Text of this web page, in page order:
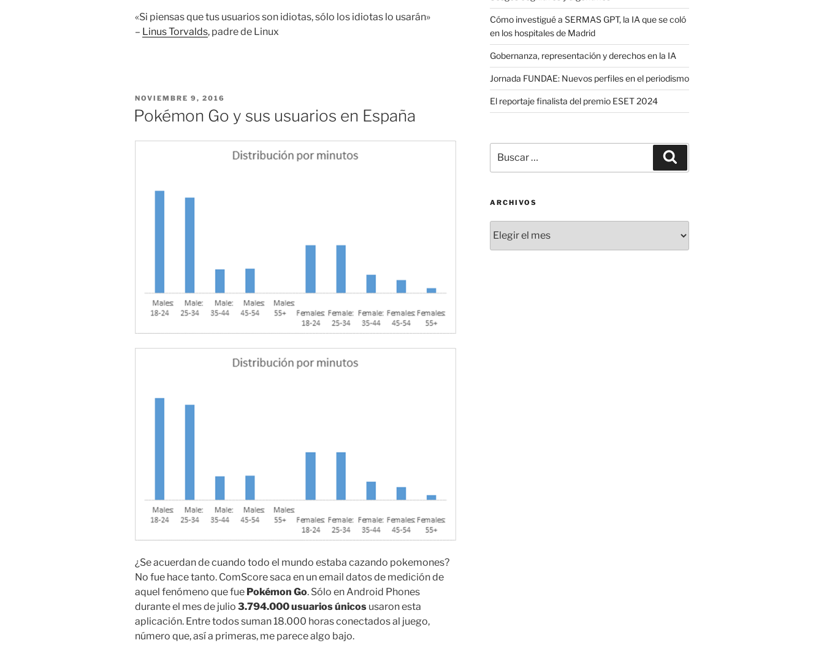
«Si piensas que tus usuarios son idiotas, sólo los idiotas lo usarán»
– Linus Torvalds, padre de Linux
PUBLICADO
NOVIEMBRE 9, 2016
Pokémon Go y sus usuarios en España
¿Se acuerdan de cuando todo el mundo estaba cazando pokemones?
No fue hace tanto. ComScore saca en un email datos de medición de
aquel fenómeno que fue Pokémon Go. Sólo en Android Phones
durante el mes de julio 3.794.000 usuarios únicos usaron esta
aplicación. Entre todos suman 18.000 horas conectados al juego,
número que, así a primeras, me parece algo bajo.
Cómo investigué a SERMAS GPT, la IA que se coló
en los hospitales de Madrid
Gobernanza, representación y derechos en la IA
Jornada FUNDAE: Nuevos perfiles en el periodismo
El reportaje finalista del premio ESET 2024
por:
ARCHIVOS